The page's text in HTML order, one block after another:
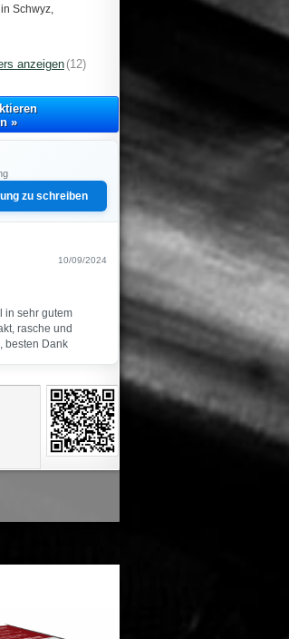
Schwyz,
anzeigen (12)
»
zu schreiben
10/09/2024
in sehr gutem
rasche und
besten Dank